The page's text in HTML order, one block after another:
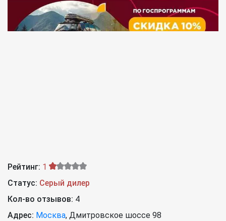
Рейтинг: 1
Статус: Серый дилер
Кол-во отзывов: 4
Адрес: Москва, Дмитровское шоссе 98